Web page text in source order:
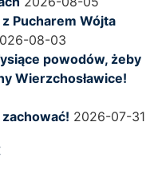
Pucharem Wójta
08-03
powodów, żeby
Wierzchosławice!
zachować! 2026-07-31